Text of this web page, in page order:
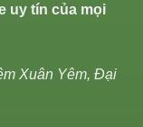
uy tín của mọi
Xuân Yêm, Đại